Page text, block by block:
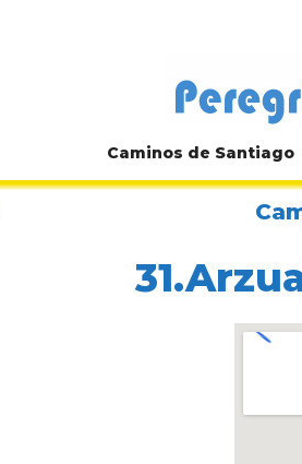
Caminos de Santiago